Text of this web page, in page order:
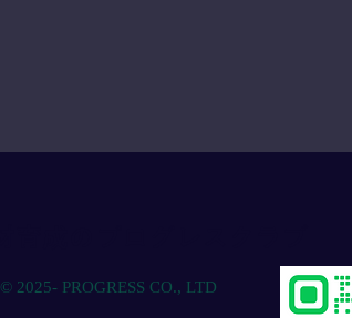
© 2025- PROGRESS CO., LTD